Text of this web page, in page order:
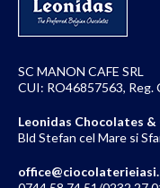
SC MANON CAFE SRL
CUI: RO46857563, Reg.
Leonidas Chocolates &
Bld Stefan cel Mare si